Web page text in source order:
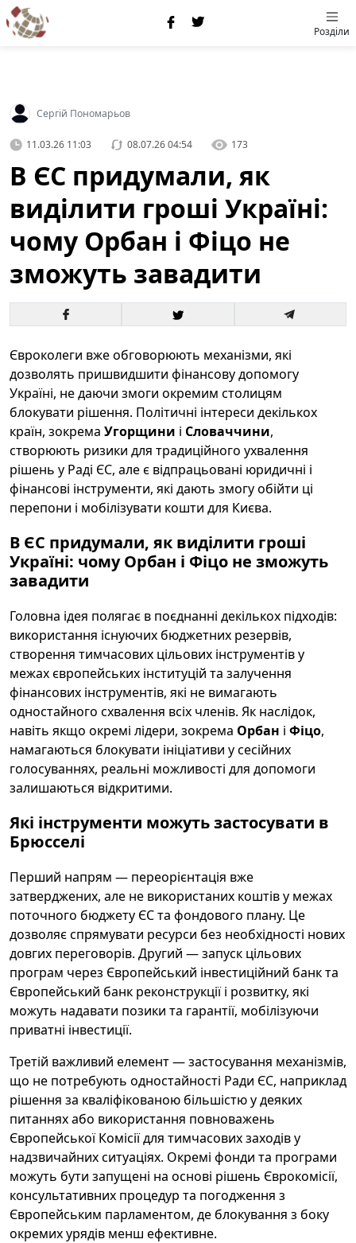
Розділи
Сергій Пономарьов
11.03.26 11:03 08.07.26 04:54 173
В ЄС придумали, як
виділити гроші Україні:
чому Орбан і Фіцо не
зможуть завадити
Євроколеги вже обговорюють механізми, які
дозволять пришвидшити фінансову допомогу
Україні, не даючи змоги окремим столицям
блокувати рішення. Політичні інтереси декількох
країн, зокрема Угорщини і Словаччини,
створюють ризики для традиційного ухвалення
рішень у Раді ЄС, але є відпрацьовані юридичні і
фінансові інструменти, які дають змогу обійти ці
перепони і мобілізувати кошти для Києва.
В ЄС придумали, як виділити гроші
Україні: чому Орбан і Фіцо не зможуть
завадити
Головна ідея полягає в поєднанні декількох підходів:
використання існуючих бюджетних резервів,
створення тимчасових цільових інструментів у
межах європейських інституцій та залучення
фінансових інструментів, які не вимагають
одностайного схвалення всіх членів. Як наслідок,
навіть якщо окремі лідери, зокрема Орбан і Фіцо,
намагаються блокувати ініціативи у сесійних
голосуваннях, реальні можливості для допомоги
залишаються відкритими.
Які інструменти можуть застосувати в
Брюсселі
Перший напрям — переорієнтація вже
затверджених, але не використаних коштів у межах
поточного бюджету ЄС та фондового плану. Це
дозволяє спрямувати ресурси без необхідності нових
довгих переговорів. Другий — запуск цільових
програм через Європейський інвестиційний банк та
Європейський банк реконструкції і розвитку, які
можуть надавати позики та гарантії, мобілізуючи
приватні інвестиції.
Третій важливий елемент — застосування механізмів,
що не потребують одностайності Ради ЄС, наприклад
рішення за кваліфікованою більшістю у деяких
питаннях або використання повноважень
Європейської Комісії для тимчасових заходів у
надзвичайних ситуаціях. Окремі фонди та програми
можуть бути запущені на основі рішень Єврокомісії,
консультативних процедур та погодження з
Європейським парламентом, де блокування з боку
окремих урядів менш ефективне.